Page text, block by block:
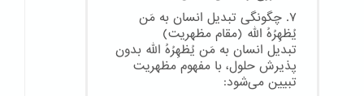
۷. چگونگی تبدیل انسان به مَن
یُظهِرُهُ الله (مقام مظهریت)
تبدیل انسان به مَن یُظهِرُهُ الله بدون
پذیرش حلول، با مفهوم مظهریت
تبیین می‌شود: